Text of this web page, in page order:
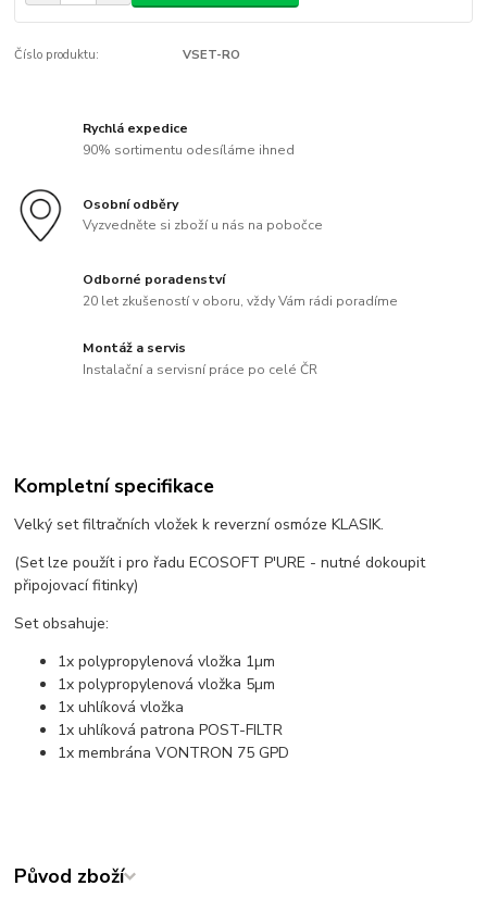
Číslo produktu: VSET-RO
Rychlá expedice
90% sortimentu odesíláme ihned
Osobní odběry
Vyzvedněte si zboží u nás na pobočce
Odborné poradenství
20 let zkušeností v oboru, vždy Vám rádi poradíme
Montáž a servis
Instalační a servisní práce po celé ČR
Kompletní specifikace
Velký set filtračních vložek k reverzní osmóze KLASIK.
(Set lze použít i pro řadu ECOSOFT P′URE - nutné dokoupit
připojovací fitinky)
Set obsahuje:
1x polypropylenová vložka 1µm
1x polypropylenová vložka 5µm
1x uhlíková vložka
1x uhlíková patrona POST-FILTR
1x membrána VONTRON 75 GPD
Původ zboží